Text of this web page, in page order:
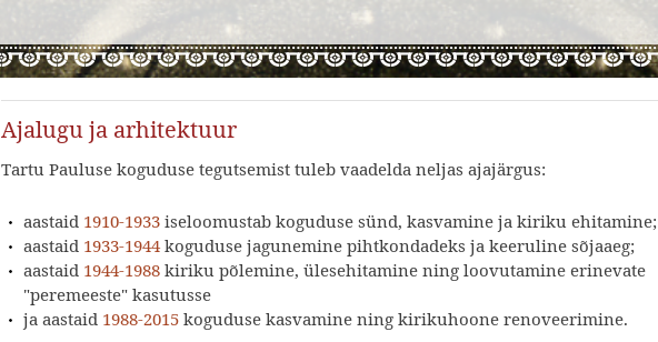
Ajalugu ja arhitektuur
Tartu Pauluse koguduse tegutsemist tuleb vaadelda neljas ajajärgus:
aastaid 1910-1933 iseloomustab koguduse sünd, kasvamine ja kiriku ehitamine;
aastaid 1933-1944koguduse jagunemine pihtkondadeks ja keeruline sõjaaeg;
aastaid 1944-1988 kiriku põlemine, ülesehitamine ning loovutamine erinevate
"peremeeste" kasutusse
ja aastaid 1988-2015 koguduse kasvamine ning kirikuhoone renoveerimine.